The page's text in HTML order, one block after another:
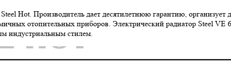
Hot. Производитель дает десятилетнюю гарантию, организует
отопительных приборов. Электрический радиатор Steel
индустриальным стилем.